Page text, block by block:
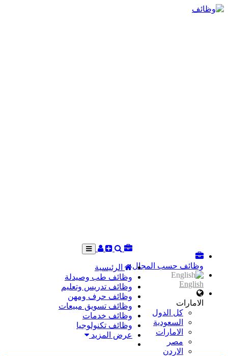
وظائف حسب المجال
English
الامارات
كل الدول
السعودية
الامارات
مصر
الاردن
الرئيسية
وظائف طب وصيدلة
وظائف تدريس وتعليم
وظائف حرف ومهن
وظائف تسويق مبيعات
وظائف خدمات
وظائف تكنولوجيا
عرض المزيد